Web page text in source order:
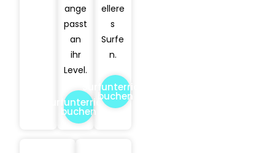
ange
passt
an
ihr
Level.
Surfunterricht
buchen
ellere
s
Surfe
n.
Surfunterricht
buchen